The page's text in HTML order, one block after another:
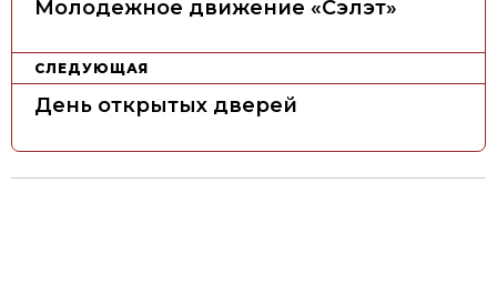
и
г
ц
и
Молодежное движение «Сэлэт»
СЛЕДУЮЩАЯ
День открытых дверей